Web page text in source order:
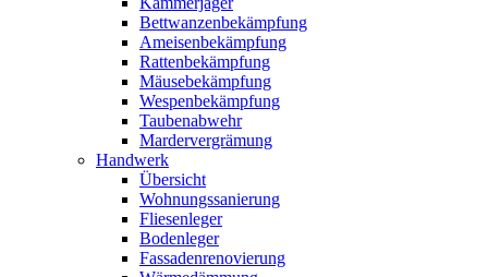
Bettwanzenbekämpfung
Ameisenbekämpfung
Rattenbekämpfung
Mäusebekämpfung
Wespenbekämpfung
Taubenabwehr
Mardervergrämung
Handwerk
Übersicht
Wohnungssanierung
Fliesenleger
Bodenleger
Fassadenrenovierung